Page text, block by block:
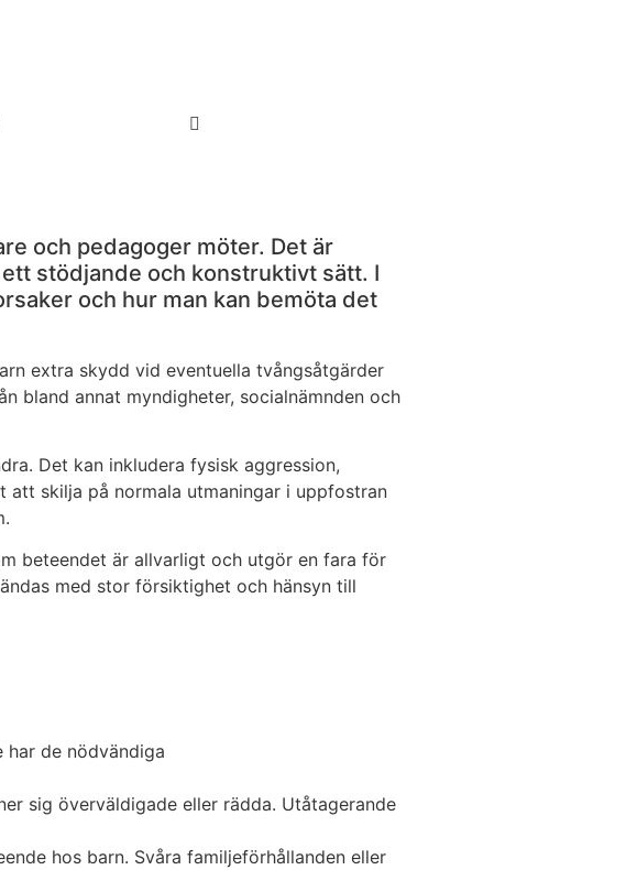
och pedagoger möter. Det är
stödjande och konstruktivt sätt. I
och hur man kan bemöta det
extra skydd vid eventuella tvångsåtgärder
bland annat myndigheter, socialnämnden och
Det kan inkludera fysisk aggression,
skilja på normala utmaningar i uppfostran
beteendet är allvarligt och utgör en fara för
med stor försiktighet och hänsyn till
har de nödvändiga
sig överväldigade eller rädda. Utåtagerande
hos barn. Svåra familjeförhållanden eller